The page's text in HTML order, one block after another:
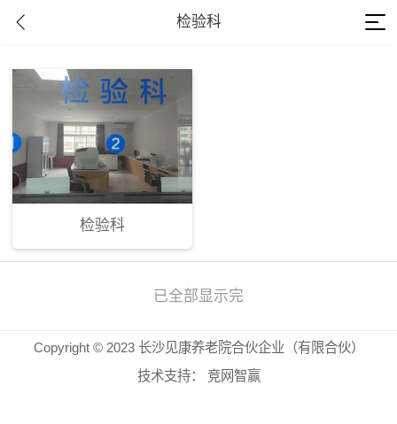
检验科
检验科
已全部显示完
Copyright © 2023 长沙见康养老院合伙企业（有限合伙）
技术支持：
竞网智赢